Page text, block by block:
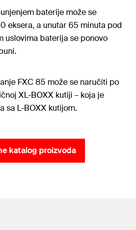
baterije može se
eksera, a unutar 65 minuta pod
uslovima baterija se ponovo
FXC 85 može se naručiti po
XL-BOXX kutiji – koja je
sa L-BOXX kutijom.
katalog proizvoda